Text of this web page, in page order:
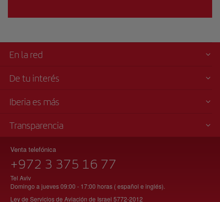
En la red
De tu interés
Iberia es más
Transparencia
Venta telefónica
+972 3 375 16 77
Tel Aviv
Domingo a jueves 09:00 - 17:00 horas ( español e inglés).
Ley de Servicios de Aviación de Israel 5772-2012